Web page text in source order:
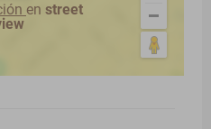
en street